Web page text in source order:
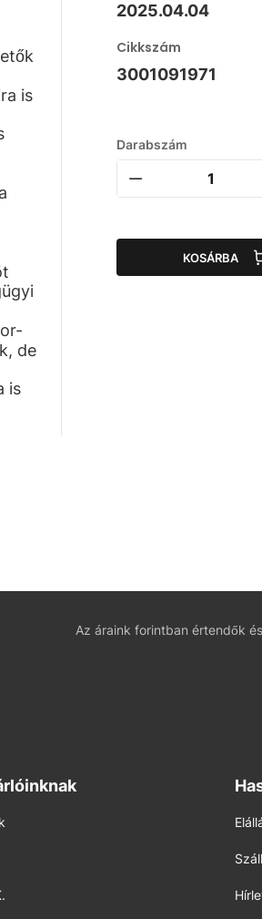
is
de
is
2025.04.04
Cikkszám
3001091971
Darabszám
KOSÁRBA
Az áraink forintban értendők